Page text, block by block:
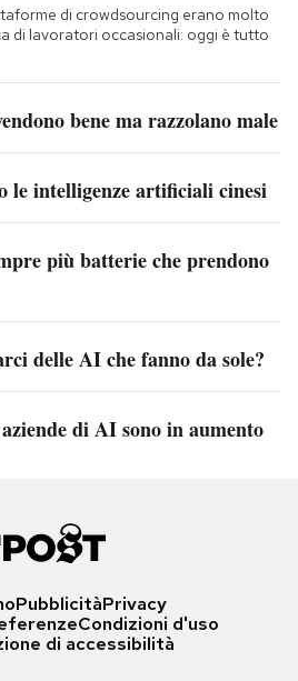
di crowdsourcing erano molto
di lavoratori occasionali: oggi è tutto
bene ma razzolano male
le intelligenze artificiali cinesi
più batterie che prendono
delle AI che fanno da sole?
di AI sono in aumento
PubblicitàPrivacy
Condizioni d'uso
di accessibilità